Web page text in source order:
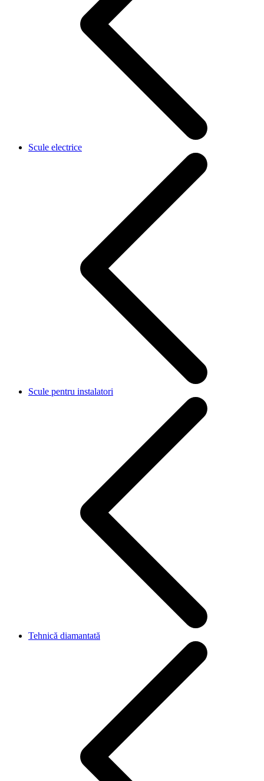
Scule electrice
Scule pentru instalatori
Tehnică diamantată